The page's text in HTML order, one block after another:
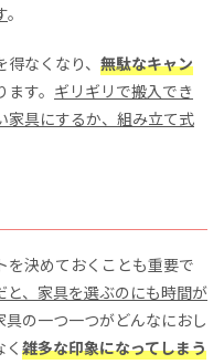
。
なくなり、 無駄なキャン
す。 ギリギリで搬入でき
家具にするか、組み立て式
を決めておくことも重要で
、家具を選ぶのにも時間が
の一つ一つがどんなにおし
雑多な印象になってしまう